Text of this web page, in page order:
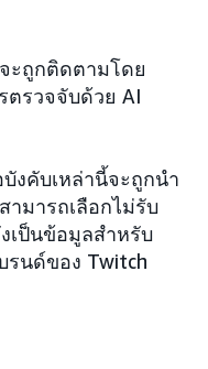
ะถูกติดตามโดย
ตรวจจับด้วย AI
งคับเหล่านี้จะถูกนำ
ามารถเลือกไม่รับ
เป็นข้อมูลสำหรับ
รนด์ของ Twitch